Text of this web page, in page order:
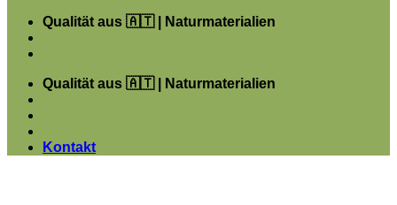
Qualität aus 🇦🇹 | Naturmaterialien
Qualität aus 🇦🇹 | Naturmaterialien
Kontakt